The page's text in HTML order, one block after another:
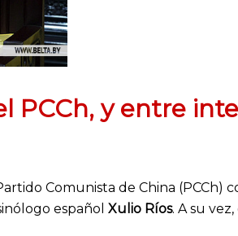
PCCh, y entre
Comunista de China (PCCh)
español Xulio Ríos. A su